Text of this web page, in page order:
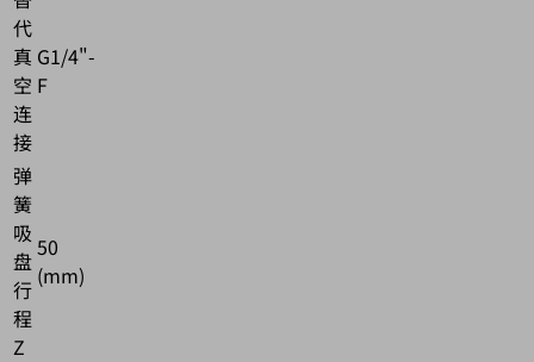
代
真
空
连
接
G1/4"-
F
弹
簧
吸
盘
行
程
Z
50
(mm)